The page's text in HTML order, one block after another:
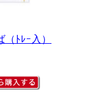
ﾄﾚｰ入）